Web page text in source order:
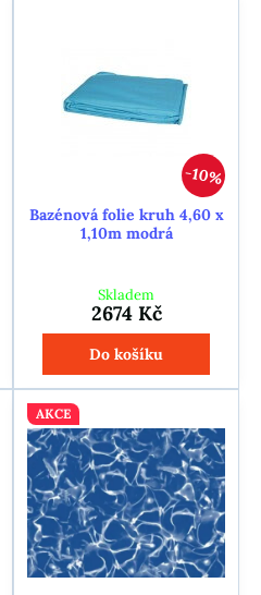
10%
Bazénová folie kruh 4,60 x
1,10m modrá
Skladem
2674 Kč
Do košíku
AKCE